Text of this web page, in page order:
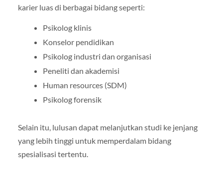
karier luas di berbagai bidang seperti:
Psikolog klinis
Konselor pendidikan
Psikolog industri dan organisasi
Peneliti dan akademisi
Human resources (SDM)
Psikolog forensik
Selain itu, lulusan dapat melanjutkan studi ke jenjang
yang lebih tinggi untuk memperdalam bidang
spesialisasi tertentu.